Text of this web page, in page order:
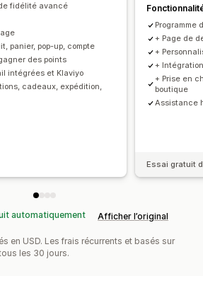
Filtrage
fidélité avancé
panier, pop-up, compte
des points
intégrées et Klaviyo
cadeaux, expédition,
Programme
+ Page de
+
+
+ Prise en
boutique
Assistance
Essai gratuit
automatiquement Afficher l’original
en USD. Les frais récurrents et basés sur
les 30 jours.